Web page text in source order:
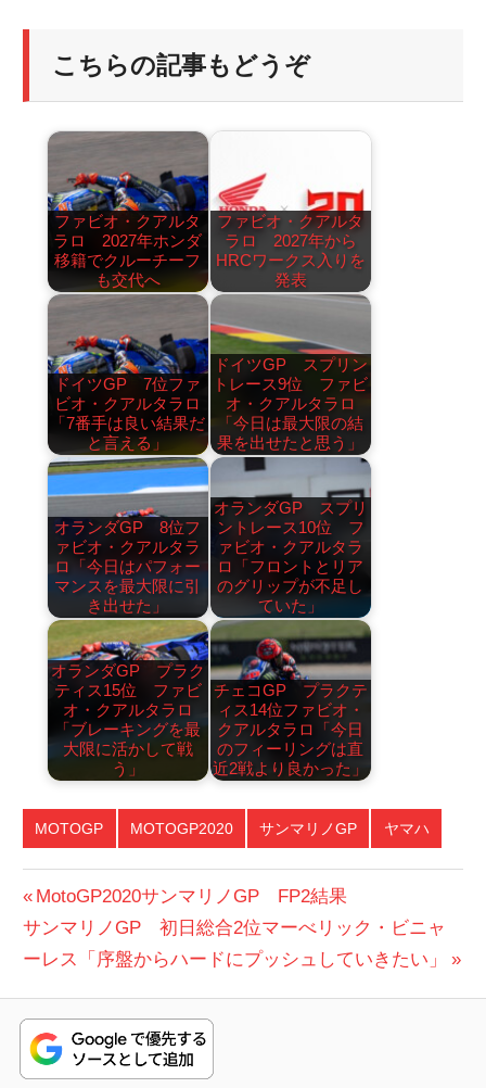
こちらの記事もどうぞ
ファビオ・クアルタ
ラロ 2027年ホンダ
移籍でクルーチーフ
も交代へ
ファビオ・クアルタ
ラロ 2027年から
HRCワークス入りを
発表
ドイツGP 7位ファ
ビオ・クアルタラロ
「7番手は良い結果だ
と言える」
ドイツGP スプリン
トレース9位 ファビ
オ・クアルタラロ
「今日は最大限の結
果を出せたと思う」
オランダGP 8位フ
ァビオ・クアルタラ
ロ「今日はパフォー
マンスを最大限に引
き出せた」
オランダGP スプリ
ントレース10位 フ
ァビオ・クアルタラ
ロ「フロントとリア
のグリップが不足し
ていた」
オランダGP プラク
ティス15位 ファビ
オ・クアルタラロ
「ブレーキングを最
大限に活かして戦
う」
チェコGP プラクテ
ィス14位ファビオ・
クアルタラロ「今日
のフィーリングは直
近2戦より良かった」
MOTOGP MOTOGP2020 サンマリノGP ヤマハ
投
稿
ビ
ゲ
前
の
投
MotoGP2020サンマリノGP FP2結果
次
の
稿:
サンマリノGP 初日総合2位マーべリック・ビニャ
ーレス「序盤からハードにプッシュしていきたい」